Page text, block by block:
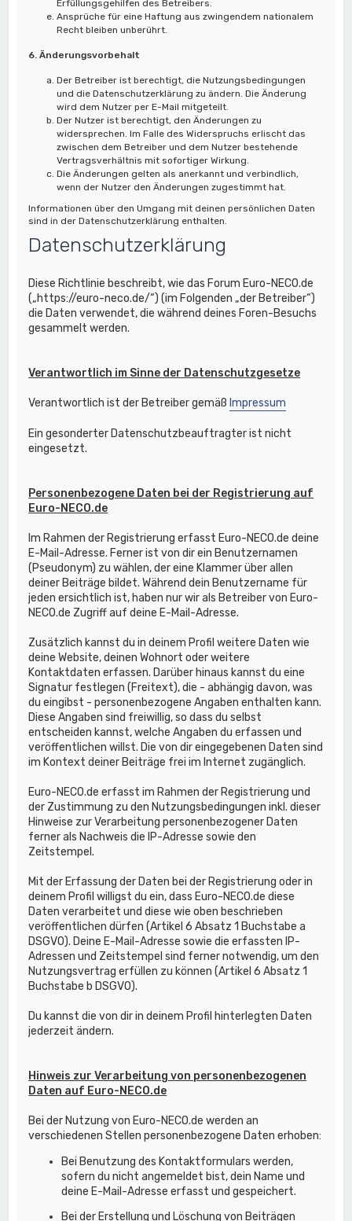
Erfüllungsgehilfen des Betreibers.
Ansprüche für eine Haftung aus zwingendem nationalem
Recht bleiben unberührt.
6. Änderungsvorbehalt
Der Betreiber ist berechtigt, die Nutzungsbedingungen
und die Datenschutzerklärung zu ändern. Die Änderung
wird dem Nutzer per E-Mail mitgeteilt.
Der Nutzer ist berechtigt, den Änderungen zu
widersprechen. Im Falle des Widerspruchs erlischt das
zwischen dem Betreiber und dem Nutzer bestehende
Vertragsverhältnis mit sofortiger Wirkung.
Die Änderungen gelten als anerkannt und verbindlich,
wenn der Nutzer den Änderungen zugestimmt hat.
Informationen über den Umgang mit deinen persönlichen Daten
sind in der Datenschutzerklärung enthalten.
Datenschutzerklärung
Diese Richtlinie beschreibt, wie das Forum Euro-NECO.de
(„https://euro-neco.de/“) (im Folgenden „der Betreiber“)
die Daten verwendet, die während deines Foren-Besuchs
gesammelt werden.
Verantwortlich im Sinne der Datenschutzgesetze
Verantwortlich ist der Betreiber gemäß Impressum
Ein gesonderter Datenschutzbeauftragter ist nicht
eingesetzt.
Personenbezogene Daten bei der Registrierung auf
Euro-NECO.de
Im Rahmen der Registrierung erfasst Euro-NECO.de deine
E-Mail-Adresse. Ferner ist von dir ein Benutzernamen
(Pseudonym) zu wählen, der eine Klammer über allen
deiner Beiträge bildet. Während dein Benutzername für
jeden ersichtlich ist, haben nur wir als Betreiber von Euro-
NECO.de Zugriff auf deine E-Mail-Adresse.
Zusätzlich kannst du in deinem Profil weitere Daten wie
deine Website, deinen Wohnort oder weitere
Kontaktdaten erfassen. Darüber hinaus kannst du eine
Signatur festlegen (Freitext), die - abhängig davon, was
du eingibst - personenbezogene Angaben enthalten kann.
Diese Angaben sind freiwillig, so dass du selbst
entscheiden kannst, welche Angaben du erfassen und
veröffentlichen willst. Die von dir eingegebenen Daten sind
im Kontext deiner Beiträge frei im Internet zugänglich.
Euro-NECO.de erfasst im Rahmen der Registrierung und
der Zustimmung zu den Nutzungsbedingungen inkl. dieser
Hinweise zur Verarbeitung personenbezogener Daten
ferner als Nachweis die IP-Adresse sowie den
Zeitstempel.
Mit der Erfassung der Daten bei der Registrierung oder in
deinem Profil willigst du ein, dass Euro-NECO.de diese
Daten verarbeitet und diese wie oben beschrieben
veröffentlichen dürfen (Artikel 6 Absatz 1 Buchstabe a
DSGVO). Deine E-Mail-Adresse sowie die erfassten IP-
Adressen und Zeitstempel sind ferner notwendig, um den
Nutzungsvertrag erfüllen zu können (Artikel 6 Absatz 1
Buchstabe b DSGVO).
Du kannst die von dir in deinem Profil hinterlegten Daten
jederzeit ändern.
Hinweis zur Verarbeitung von personenbezogenen
Daten auf Euro-NECO.de
Bei der Nutzung von Euro-NECO.de werden an
verschiedenen Stellen personenbezogene Daten erhoben:
Bei Benutzung des Kontaktformulars werden,
sofern du nicht angemeldet bist, dein Name und
deine E-Mail-Adresse erfasst und gespeichert.
Bei der Erstellung und Löschung von Beiträgen